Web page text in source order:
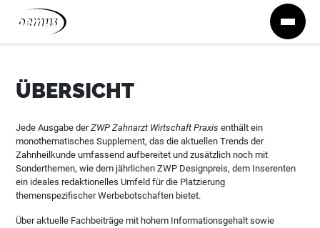
Zum Inhalt springen
ÜBERSICHT
Jede Ausgabe derZWP Zahnarzt Wirtschaft Praxis enthält ein
monothematisches Supplement, das die aktuellen Trends der
Zahnheilkunde umfassend aufbereitet und zusätzlich noch mit
Sonderthemen, wie dem jährlichen ZWP Designpreis, dem Inserenten
ein ideales redaktionelles Umfeld für die Platzierung
themenspezifischer Werbebotschaften bietet.
Über aktuelle Fachbeiträge mit hohem Informationsgehalt sowie